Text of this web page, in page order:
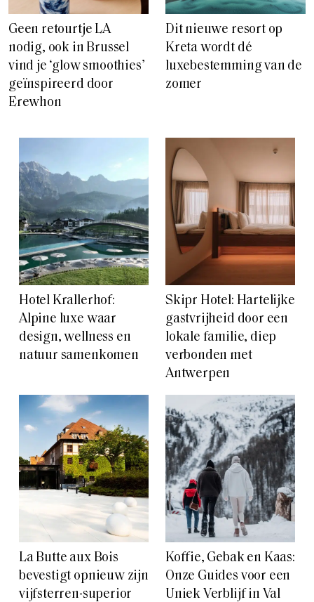
Geen retourtje LA
nodig, ook in Brussel
vind je ‘glow smoothies’
geïnspireerd door
Erewhon
Dit nieuwe resort op
Kreta wordt dé
luxebestemming van de
zomer
Hotel Krallerhof:
Alpine luxe waar
design, wellness en
natuur samenkomen
Skipr Hotel: Hartelijke
gastvrijheid door een
lokale familie, diep
verbonden met
Antwerpen
La Butte aux Bois
bevestigt opnieuw zijn
vijfsterren-superior
Koffie, Gebak en Kaas:
Onze Guides voor een
Uniek Verblijf in Val